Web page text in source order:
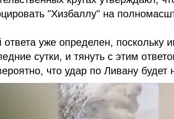
"Хизбаллу" на
уже определен, поскольку
сутки, и тянуть с этим
что удар по Ливану будет